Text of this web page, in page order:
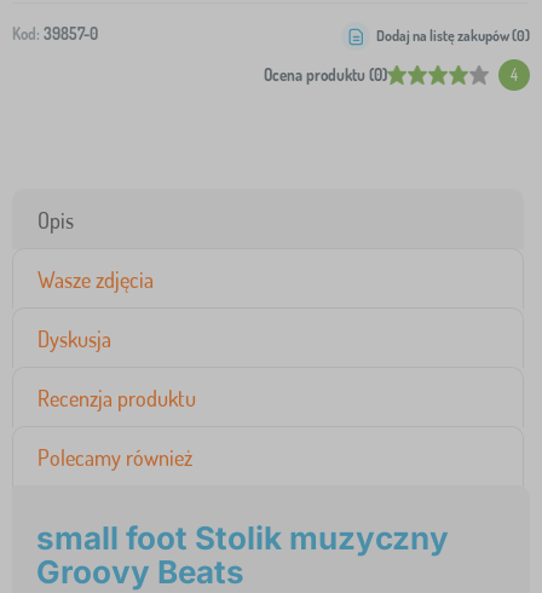
Kod: 39857-0
Ocena produktu (0) 4
Dodaj na listę zakupów (0)
Opis
Wasze zdjęcia
Dyskusja
Recenzja produktu
Polecamy również
small foot Stolik muzyczny
Groovy Beats